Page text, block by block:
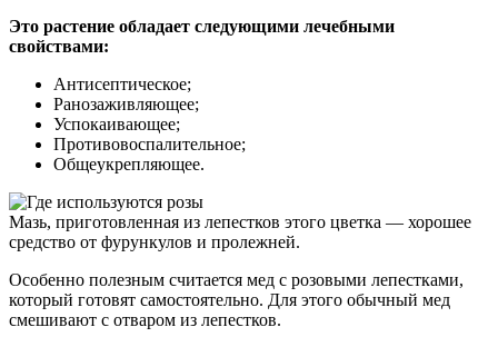
Это растение обладает следующими лечебными
свойствами:
Антисептическое;
Ранозаживляющее;
Успокаивающее;
Противовоспалительное;
Общеукрепляющее.
Мазь, приготовленная из лепестков этого цветка — хорошее
средство от фурункулов и пролежней.
Особенно полезным считается мед с розовыми лепестками,
который готовят самостоятельно. Для этого обычный мед
смешивают с отваром из лепестков.